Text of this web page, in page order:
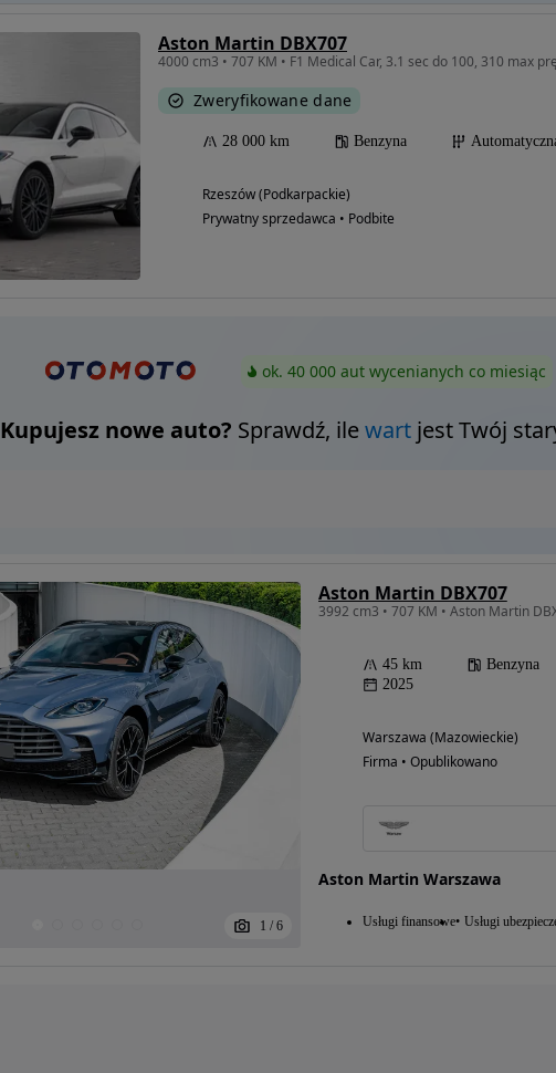
Aston Martin DBX707
4000 cm3 • 707 KM • F1 Medical Car, 3.1 sec do 100, 310 max
Zweryfikowane dane
28 000 km Benzyna
Rzeszów (Podkarpackie)
Prywatny sprzedawca • Podbite
ok. 40 000 aut wycenianych co miesiąc
Kupujesz nowe auto? Sprawdź, ilewartjest Twój
1 / 6
Aston Martin DBX707
45 km Benzyna
2025
Warszawa (Mazowieckie)
Firma • Opublikowano
Aston Martin Warszawa
Usługi finansowe Usługi